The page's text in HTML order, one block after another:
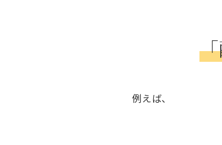
例えば、